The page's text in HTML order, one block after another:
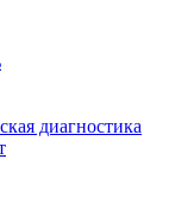
диагностика